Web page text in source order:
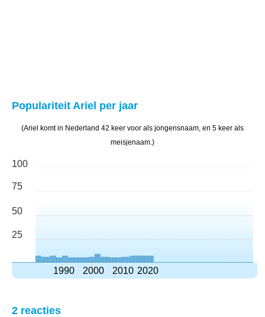
Populariteit Ariel per jaar
(Ariel komt in Nederland 42 keer voor als jongensnaam, en 5 keer als
meisjenaam.)
100
75
50
25
1990 2000 2010 2020
2 reacties